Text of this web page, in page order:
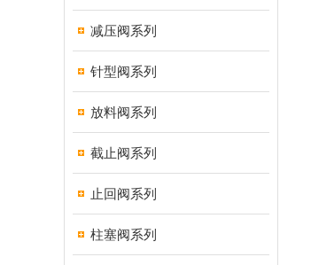
减压阀系列
针型阀系列
放料阀系列
截止阀系列
止回阀系列
柱塞阀系列